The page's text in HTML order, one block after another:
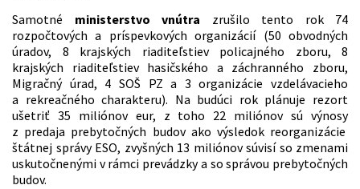
Samotné ministerstvo vnútra zrušilo tento rok 74
rozpočtových a príspevkových organizácií (50 obvodných
úradov, 8 krajských riaditeľstiev policajného zboru, 8
krajských riaditeľstiev hasičského a záchranného zboru,
Migračný úrad, 4 SOŠ PZ a 3 organizácie vzdelávacieho
a rekreačného charakteru). Na budúci rok plánuje rezort
ušetriť 35 miliónov eur, z toho 22 miliónov sú výnosy
z predaja prebytočných budov ako výsledok reorganizácie
štátnej správy ESO, zvyšných 13 miliónov súvisí so zmenami
uskutočnenými v rámci prevádzky a so správou prebytočných
budov.